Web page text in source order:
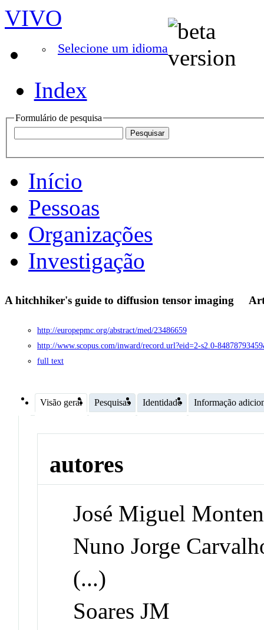
VIVO
Selecione um idioma
Index
Formulário de pesquisa
Início
Pessoas
Organizações
Investigação
A hitchhiker's guide to diffusion tensor imaging
http://europepmc.org/abstract/med/23486659
http://www.scopus.com/inward/record.url?eid=2-s2.0-
full text
Visão geral Pesquisas Identidade Informação
autores
José Miguel
Nuno Jorge
(...)
Soares JM